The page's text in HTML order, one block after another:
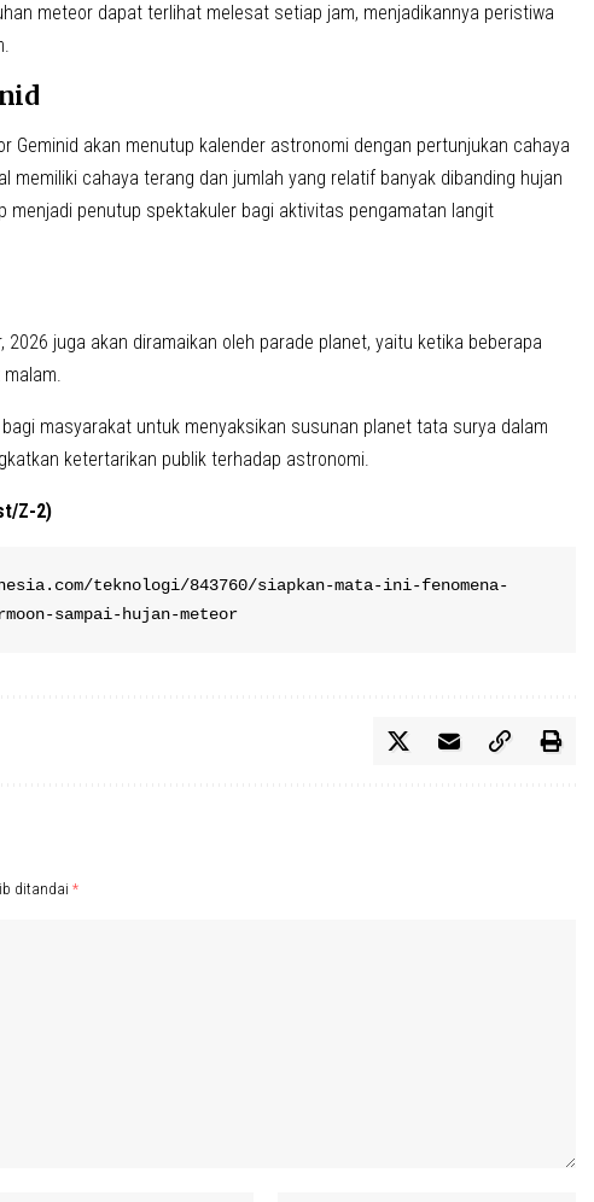
meteor dapat terlihat melesat setiap jam, menjadikannya peristiwa
Geminid akan menutup kalender astronomi dengan pertunjukan cahaya
memiliki cahaya terang dan jumlah yang relatif banyak dibanding hujan
menjadi penutup spektakuler bagi aktivitas pengamatan langit
2026 juga akan diramaikan oleh parade planet, yaitu ketika beberapa
masyarakat untuk menyaksikan susunan planet tata surya dalam
ketertarikan publik terhadap astronomi.
Z-2)
teknologi/843760/siapkan-mata-ini-fenomena-
sampai-hujan-meteor
ditandai *